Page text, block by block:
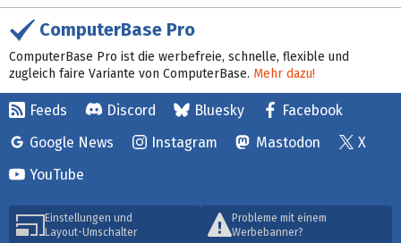
ComputerBase Pro
ComputerBase Pro ist die werbefreie, schnelle, flexible und
zugleich faire Variante von ComputerBase. Mehr dazu!
Feeds Discord Bluesky
Facebook
Google News
Instagram Mastodon
X
YouTube
Einstellungen und
Layout-Umschalter
Probleme mit einem
Werbebanner?